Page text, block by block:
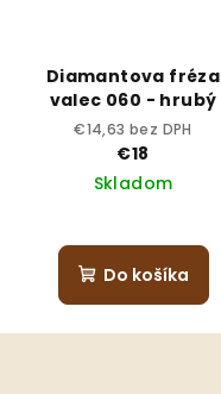
Diamantova fréza
valec 060 - hrubý
€14,63 bez DPH
€18
Skladom
Do košíka